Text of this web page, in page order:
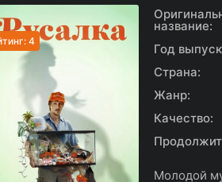
4
название:
Год
Страна:
Жанр:
Качество:
Молодой